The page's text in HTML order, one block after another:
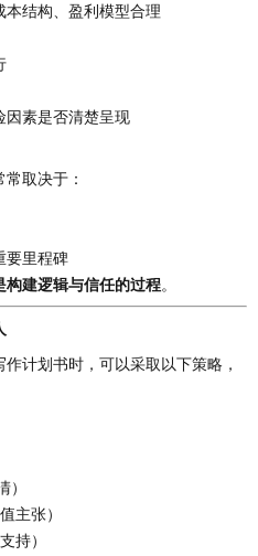
结构、盈利模型合理
因素是否清楚呈现
取决于：
要里程碑
构建逻辑与信任的过程。
计划书时，可以采取以下策略，
主张）
持）